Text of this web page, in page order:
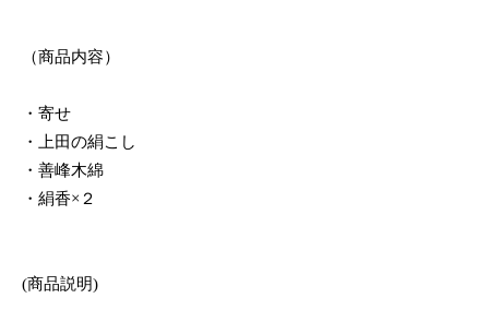
（商品内容）
・寄せ
・上田の絹こし
・善峰木綿
・絹香×２
(商品説明)